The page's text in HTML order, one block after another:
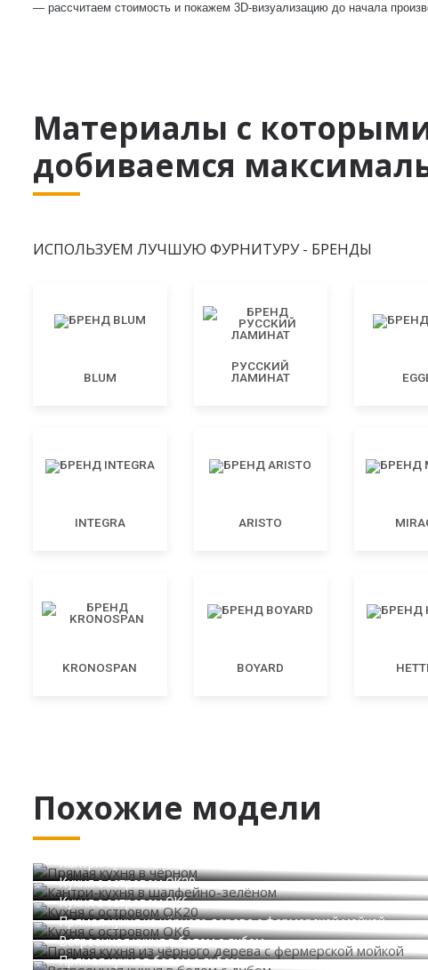
— рассчитаем стоимость и покажем 3D-визуализацию до начала
Материалы с
добиваемся
ИСПОЛЬЗУЕМ ЛУЧШУЮ ФУРНИТУРУ - БРЕНДЫ
BLUM
РУССКИЙ
ЛАМИНАТ
INTEGRA ARISTO
KRONOSPAN BOYARD
Похожие модели
Прямая кухня в чёрном
Кантри-кухня в шалфейно-зелёном
Кухня с островом OK20
Кухня с островом OK6
Прямая кухня из чёрного дерева с фермерской мойкой
Встроенная кухня в белом с дубом
Прямая кухня в белом с дубом